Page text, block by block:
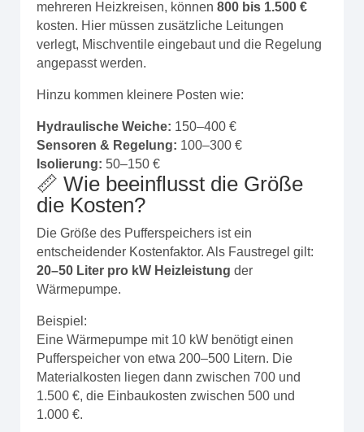
mehreren Heizkreisen, können 800 bis 1.500 €
kosten. Hier müssen zusätzliche Leitungen
verlegt, Mischventile eingebaut und die Regelung
angepasst werden.
Hinzu kommen kleinere Posten wie:
Hydraulische Weiche: 150–400 €
Sensoren & Regelung: 100–300 €
Isolierung: 50–150 €
📏 Wie beeinflusst die Größe
die Kosten?
Die Größe des Pufferspeichers ist ein
entscheidender Kostenfaktor. Als Faustregel gilt:
20–50 Liter pro kW Heizleistung der
Wärmepumpe.
Beispiel:
Eine Wärmepumpe mit 10 kW benötigt einen
Pufferspeicher von etwa 200–500 Litern. Die
Materialkosten liegen dann zwischen 700 und
1.500 €, die Einbaukosten zwischen 500 und
1.000 €.